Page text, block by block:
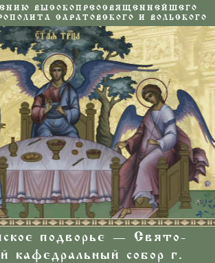
ВЫСОКОПРЕОСВЯЩЕННЕЙШЕГО
САРАТОВСКОГО И ВОЛЬСКОГО
подворье — Свято-
кафедральный собор г.